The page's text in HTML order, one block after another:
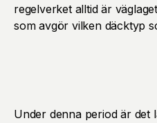
regelverket alltid är
som avgör vilken däcktyp
Under denna period är det